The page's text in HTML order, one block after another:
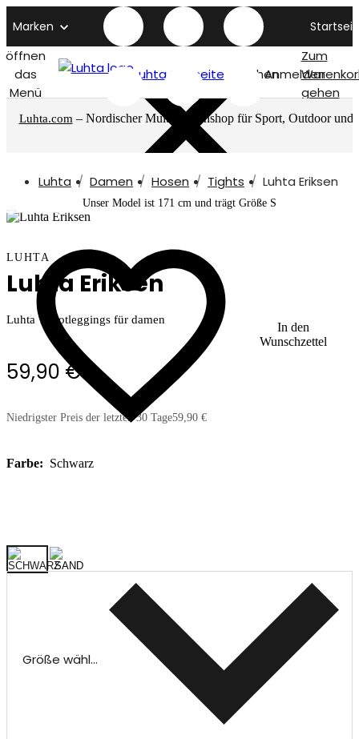
Marken
öffnen
das
Menü
Luhta titelseite SuchenAnmelden
Zum
gehen
Luhta.com – Nordischer Multimarkenshop für Sport, Outdoor und
Luhta Damen Hosen Tights Luhta Eriksen
In den
Wunschzettel
Unser Model ist 171 cm und trägt Größe S
LUHTA
Luhta Eriksen
Luhta Trikotleggings für damen
59,90 €
Niedrigster Preis der letzten 30 Tage59,90 €
Farbe: Schwarz
Größe wählen